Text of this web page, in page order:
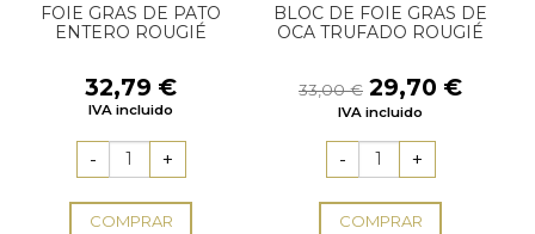
FOIE GRAS DE PATO
ENTERO ROUGIÉ
32,79 €
IVA incluido
COMPRAR
BLOC DE FOIE GRAS DE
OCA TRUFADO ROUGIÉ
33,00€ El
precio
era:
33,00 €.
29,70 €El
IVA incluido
COMPRAR